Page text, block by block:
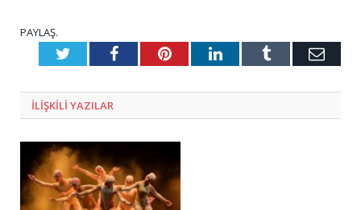
PAYLAŞ.
TwitterFacebookPinterestLinkedInTumblr E-
ILIŞKILI YAZILAR